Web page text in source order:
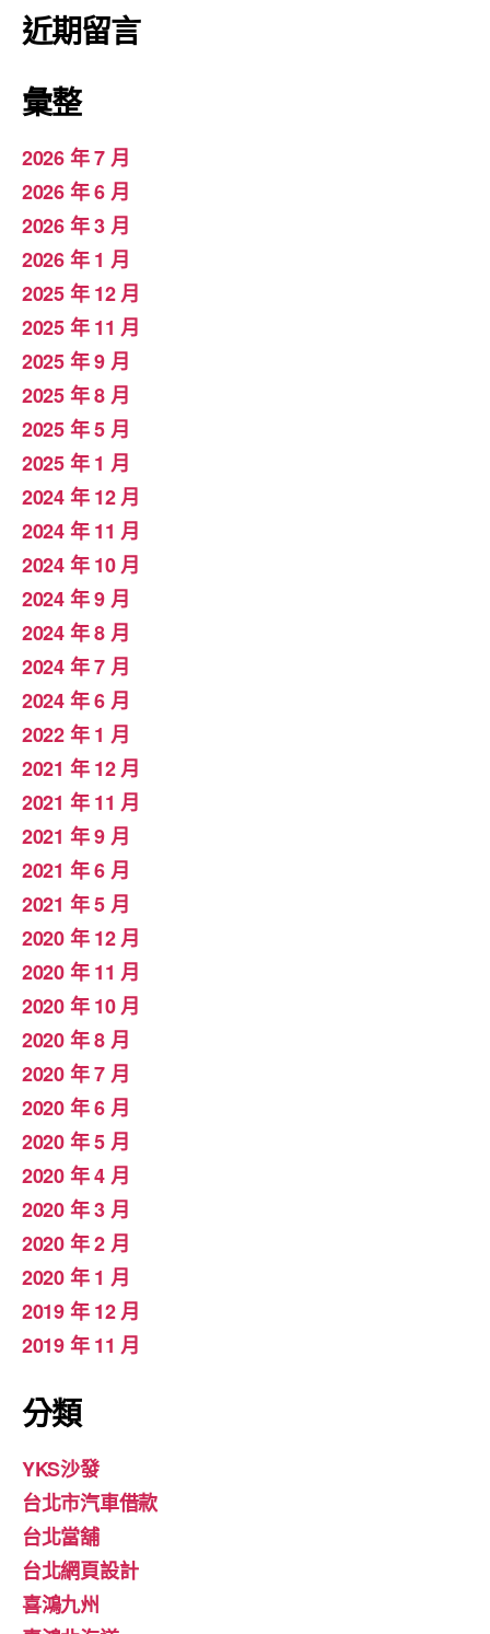
近期留言
彙整
2026 年 7 月
2026 年 6 月
2026 年 3 月
2026 年 1 月
2025 年 12 月
2025 年 11 月
2025 年 9 月
2025 年 8 月
2025 年 5 月
2025 年 1 月
2024 年 12 月
2024 年 11 月
2024 年 10 月
2024 年 9 月
2024 年 8 月
2024 年 7 月
2024 年 6 月
2022 年 1 月
2021 年 12 月
2021 年 11 月
2021 年 9 月
2021 年 6 月
2021 年 5 月
2020 年 12 月
2020 年 11 月
2020 年 10 月
2020 年 8 月
2020 年 7 月
2020 年 6 月
2020 年 5 月
2020 年 4 月
2020 年 3 月
2020 年 2 月
2020 年 1 月
2019 年 12 月
2019 年 11 月
分類
YKS沙發
台北市汽車借款
台北當舖
台北網頁設計
喜鴻九州